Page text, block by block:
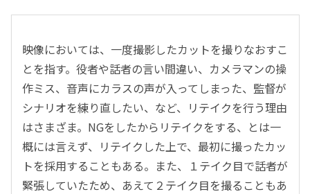
映像においては、一度撮影したカットを撮りなおすこ
とを指す。役者や話者の言い間違い、カメラマンの操
作ミス、音声にカラスの声が入ってしまった、監督が
シナリオを練り直したい、など、リテイクを行う理由
はさまざま。NGをしたからリテイクをする、とは一
概には言えず、リテイクした上で、最初に撮ったカッ
トを採用することもある。また、１テイク目で話者が
緊張していたため、あえて２テイク目を撮ることもあ